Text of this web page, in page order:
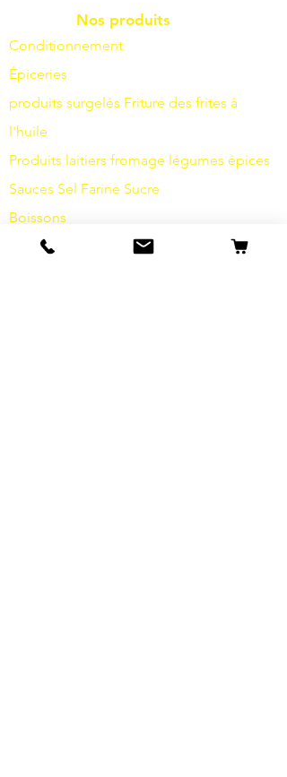
Nos produits
Conditionnement
Épiceries
produits surgelés Friture des frites à
l'huile
Produits laitiers fromage légumes épices
Sauces Sel Farine Sucre
Boissons
Articles d'hygiène